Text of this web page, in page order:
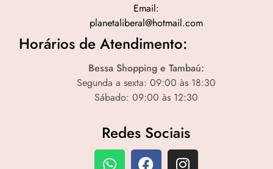
Email:
planetaliberal@hotmail.com
Horários de Atendimento:
Bessa Shopping e Tambaú:
Segunda a sexta: 09:00 às 18:30
Sábado: 09:00 às 12:30
Redes Sociais